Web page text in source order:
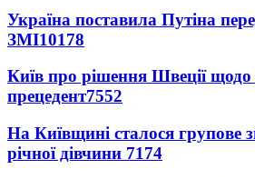
Україна поставила Путіна
ЗМІ10178
Київ про рішення Швеції
прецедент7552
На Київщині сталося групове
річної дівчини 7174